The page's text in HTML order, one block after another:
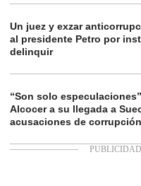
Un juez y exzar
al presidente Petro por
delinquir
“Son solo
Alcocer a su llegada a
acusaciones de corrupción